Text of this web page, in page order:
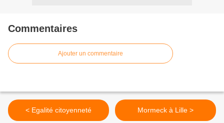
Commentaires
Ajouter un commentaire
< Egalité citoyenneté Mormeck à Lille >